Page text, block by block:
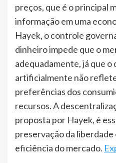
preços, que é o principal
informação em uma
Hayek, o controle
dinheiro impede que o
adequadamente, já que
artificialmente não
preferências dos
recursos. A
proposta por Hayek, é
preservação da liberdade
eficiência do mercado.